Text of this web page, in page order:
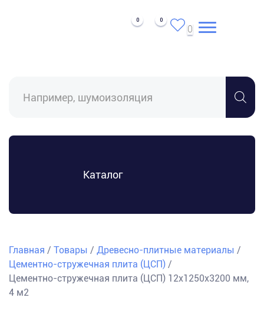
0 0
0
Каталог
Главная / Товары / Древесно-плитные материалы /
Цементно-стружечная плита (ЦСП) /
Цементно-стружечная плита (ЦСП) 12х1250х3200 мм,
4 м2